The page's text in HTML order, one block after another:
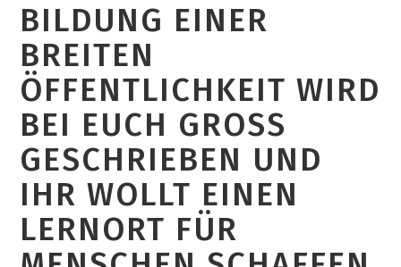
Wohnen,
Lernen
Und
Ernähren
Wichtig?
BILDUNG EINER
BREITEN
ÖFFENTLICHKEIT WIRD
BEI EUCH GROSS G
ESCHRIEBEN UND I
HR WOLLT EINEN L
ERNORT FÜR M